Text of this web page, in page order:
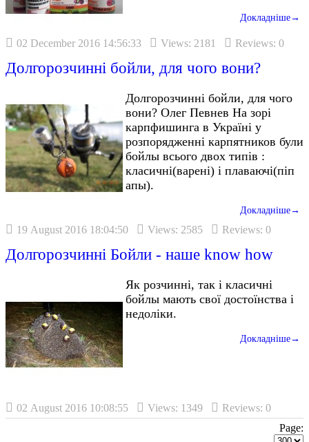
Докладніше→
02 December 2016 14:56:33 Views: 2181 Reviews: 0
Долгорозчинні бойли, для чого вони?
Долгорозчинні бойли, для чого
вони? Олег Певнев На зорі
карпфишинга в Україні у
розпорядженні карпятников були
бойлы всього двох типів :
класичні(варені) і плаваючі(піп
апы).
Докладніше→
19 August 2016 18:04:50 Views: 2585 Reviews: 0
Долгорозчинні Бойли - наше know how
Як розчинні, так і класичні
бойлы мають свої достоїнства і
недоліки.
Докладніше→
02 August 2016 10:08:55 Views: 1349
Reviews: 0
Page: